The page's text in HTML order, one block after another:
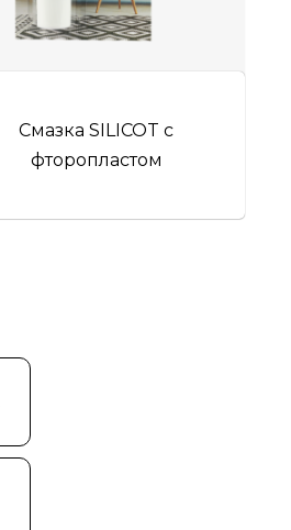
Смазка SILICOT c
фторопластом